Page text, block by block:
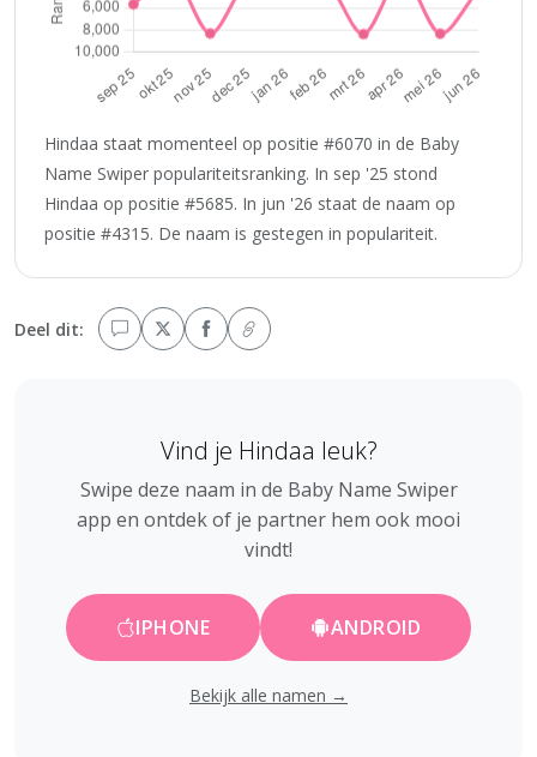
Hindaa staat momenteel op positie #6070 in de Baby
Name Swiper populariteitsranking. In sep '25 stond
Hindaa op positie #5685. In jun '26 staat de naam op
positie #4315. De naam is gestegen in populariteit.
Deel dit:
Vind je Hindaa leuk?
Swipe deze naam in de Baby Name Swiper
app en ontdek of je partner hem ook mooi
vindt!
IPHONE ANDROID
Bekijk alle namen →